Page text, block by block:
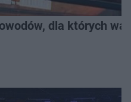
dla których